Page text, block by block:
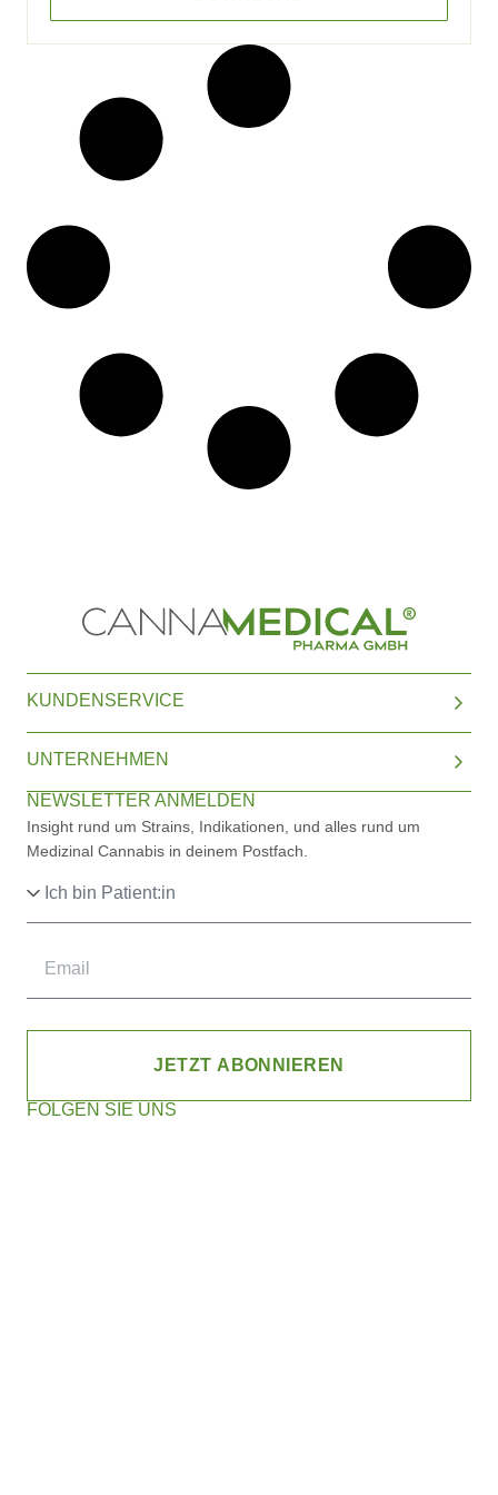
KUNDENSERVICE
UNTERNEHMEN
NEWSLETTER ANMELDEN
Insight rund um Strains, Indikationen, und alles rund um
Medizinal Cannabis in deinem Postfach.
JETZT ABONNIEREN
FOLGEN SIE UNS